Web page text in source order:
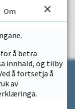
Om
å betra
innhald, og tilby
å fortsetja å
av